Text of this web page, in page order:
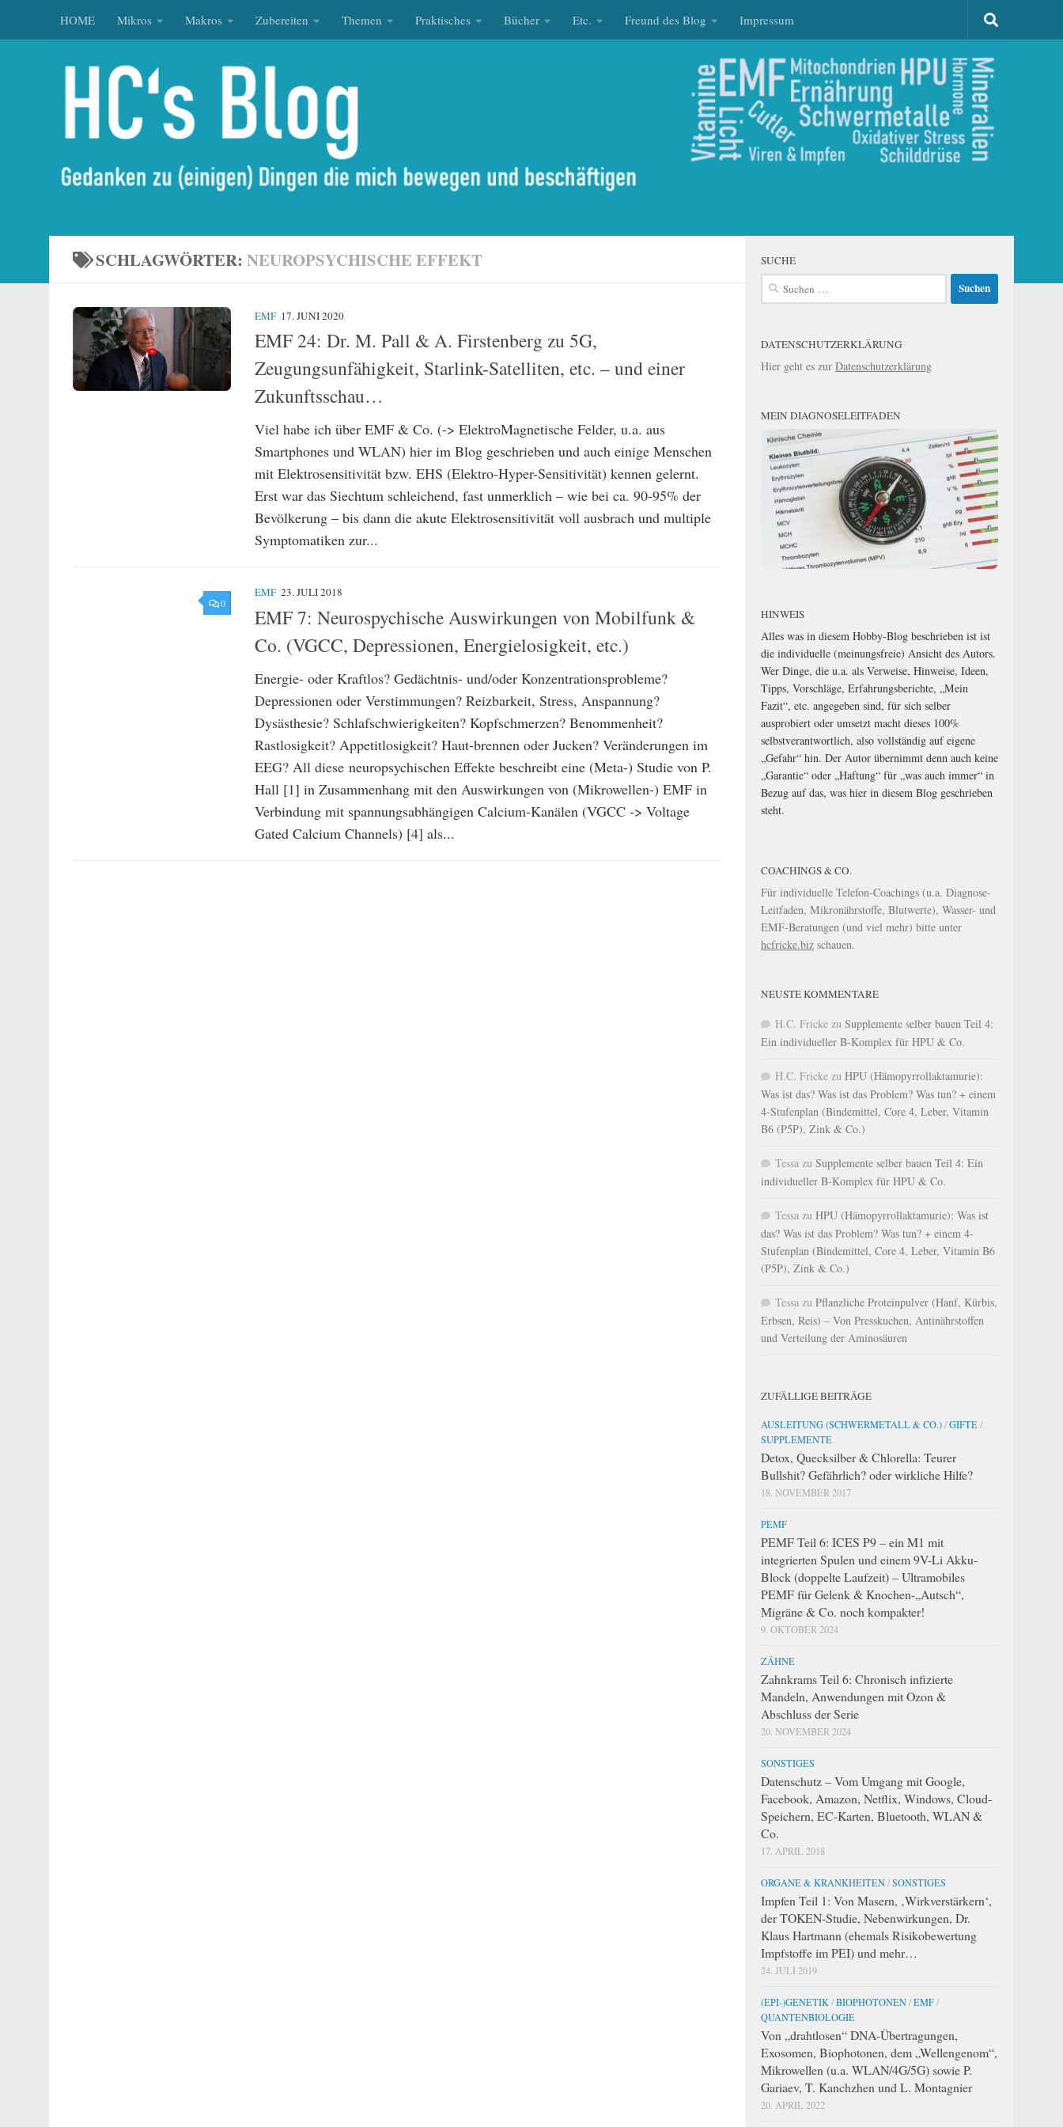
Zum Inhalt springen
HOME Mikros Makros Zubereiten Themen Praktisches Bücher Etc. Freund des Blog Impressum
SCHLAGWÖRTER: NEUROPSYCHISCHE EFFEKT
EMF 17. JUNI 2020
EMF 24: Dr. M. Pall & A. Firstenberg zu 5G,
Zeugungsunfähigkeit, Starlink-Satelliten, etc. – und einer
Zukunftsschau…
Viel habe ich über EMF & Co. (-> ElektroMagnetische Felder, u.a. aus
Smartphones und WLAN) hier im Blog geschrieben und auch einige Menschen
mit Elektrosensitivität bzw. EHS (Elektro-Hyper-Sensitivität) kennen gelernt.
Erst war das Siechtum schleichend, fast unmerklich – wie bei ca. 90-95% der
Bevölkerung – bis dann die akute Elektrosensitivität voll ausbrach und multiple
Symptomatiken zur...
0
EMF 23. JULI 2018
EMF 7: Neurospychische Auswirkungen von Mobilfunk &
Co. (VGCC, Depressionen, Energielosigkeit, etc.)
Energie- oder Kraftlos? Gedächtnis- und/oder Konzentrationsprobleme?
Depressionen oder Verstimmungen? Reizbarkeit, Stress, Anspannung?
Dysästhesie? Schlafschwierigkeiten? Kopfschmerzen? Benommenheit?
Rastlosigkeit? Appetitlosigkeit? Haut-brennen oder Jucken? Veränderungen im
EEG? All diese neuropsychischen Effekte beschreibt eine (Meta-) Studie von P.
Hall [1] in Zusammenhang mit den Auswirkungen von (Mikrowellen-) EMF in
Verbindung mit spannungsabhängigen Calcium-Kanälen (VGCC -> Voltage
Gated Calcium Channels) [4] als...
SUCHE
Suchen
DATENSCHUTZERKLÄRUNG
Hier geht es zur Datenschutzerklärung
MEIN DIAGNOSELEITFADEN
HINWEIS
Alles was in diesem Hobby-Blog beschrieben ist ist
die individuelle (meinungsfreie) Ansicht des Autors.
Wer Dinge, die u.a. als Verweise, Hinweise, Ideen,
Tipps, Vorschläge, Erfahrungsberichte, „Mein
Fazit“, etc. angegeben sind, für sich selber
ausprobiert oder umsetzt macht dieses 100%
selbstverantwortlich, also vollständig auf eigene
„Gefahr“ hin. Der Autor übernimmt denn auch keine
„Garantie“ oder „Haftung“ für „was auch immer“ in
Bezug auf das, was hier in diesem Blog geschrieben
steht.
COACHINGS & CO.
Für individuelle Telefon-Coachings (u.a. Diagnose-
Leitfaden, Mikronährstoffe, Blutwerte), Wasser- und
EMF-Beratungen (und viel mehr) bitte unter
hcfricke.biz schauen.
NEUSTE KOMMENTARE
H.C. Fricke zu Supplemente selber bauen Teil 4:
Ein individueller B-Komplex für HPU & Co.
H.C. Fricke zu HPU (Hämopyrrollaktamurie):
Was ist das? Was ist das Problem? Was tun? + einem
4-Stufenplan (Bindemittel, Core 4, Leber, Vitamin
B6 (P5P), Zink & Co.)
Tessa zu Supplemente selber bauen Teil 4: Ein
individueller B-Komplex für HPU & Co.
Tessa zu HPU (Hämopyrrollaktamurie): Was ist
das? Was ist das Problem? Was tun? + einem 4-
Stufenplan (Bindemittel, Core 4, Leber, Vitamin B6
(P5P), Zink & Co.)
Tessa zu Pflanzliche Proteinpulver (Hanf, Kürbis,
Erbsen, Reis) – Von Presskuchen, Antinährstoffen
und Verteilung der Aminosäuren
ZUFÄLLIGE BEITRÄGE
AUSLEITUNG (SCHWERMETALL & CO.)/GIFTE/
SUPPLEMENTE
Detox, Quecksilber & Chlorella: Teurer
Bullshit? Gefährlich? oder wirkliche Hilfe?
18. NOVEMBER 2017
PEMF
PEMF Teil 6: ICES P9 – ein M1 mit
integrierten Spulen und einem 9V-Li Akku-
Block (doppelte Laufzeit) – Ultramobiles
PEMF für Gelenk & Knochen-„Autsch“,
Migräne & Co. noch kompakter!
9. OKTOBER 2024
ZÄHNE
Zahnkrams Teil 6: Chronisch infizierte
Mandeln, Anwendungen mit Ozon &
Abschluss der Serie
20. NOVEMBER 2024
SONSTIGES
Datenschutz – Vom Umgang mit Google,
Facebook, Amazon, Netflix, Windows, Cloud-
Speichern, EC-Karten, Bluetooth, WLAN &
Co.
17. APRIL 2018
ORGANE & KRANKHEITEN/SONSTIGES
Impfen Teil 1: Von Masern, ‚Wirkverstärkern‘,
der TOKEN-Studie, Nebenwirkungen, Dr.
Klaus Hartmann (ehemals Risikobewertung
Impfstoffe im PEI) und mehr…
24. JULI 2019
(EPI-)GENETIK /BIOPHOTONEN/EMF/
QUANTENBIOLOGIE
Von „drahtlosen“ DNA-Übertragungen,
Exosomen, Biophotonen, dem „Wellengenom“,
Mikrowellen (u.a. WLAN/4G/5G) sowie P.
Gariaev, T. Kanchzhen und L. Montagnier
20. APRIL 2022